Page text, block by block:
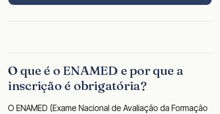
O que é o ENAMED e por que a
inscrição é obrigatória?
O ENAMED (Exame Nacional de Avaliação da Formação